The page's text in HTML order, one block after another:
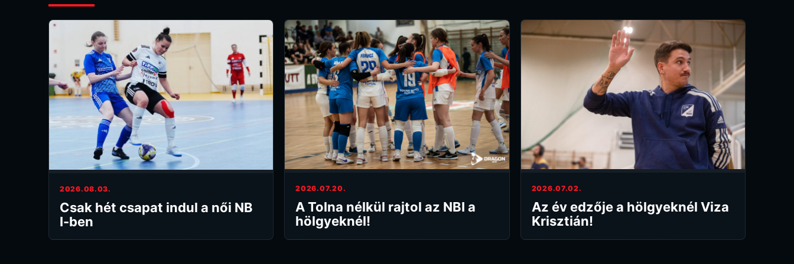
2026.08.03.
Csak hét csapat indul a női NB
I-ben
2026.07.20.
A Tolna nélkül rajtol az NBI a
hölgyeknél!
2026.07.02.
Az év edzője a hölgyeknél Viza
Krisztián!